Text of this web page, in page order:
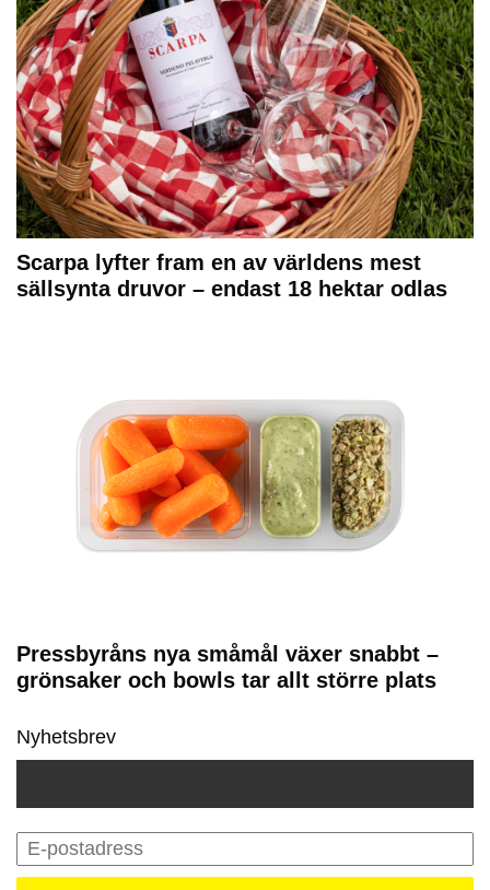
Scarpa lyfter fram en av världens mest
sällsynta druvor – endast 18 hektar odlas
Pressbyråns nya småmål växer snabbt –
grönsaker och bowls tar allt större plats
Nyhetsbrev